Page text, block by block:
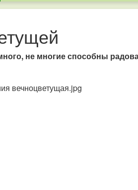
не многие способны